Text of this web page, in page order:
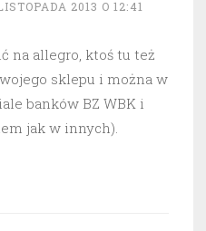
2013 O 12:41
na allegro, ktoś tu też
sklepu i można w
banków BZ WBK i
jak w innych).